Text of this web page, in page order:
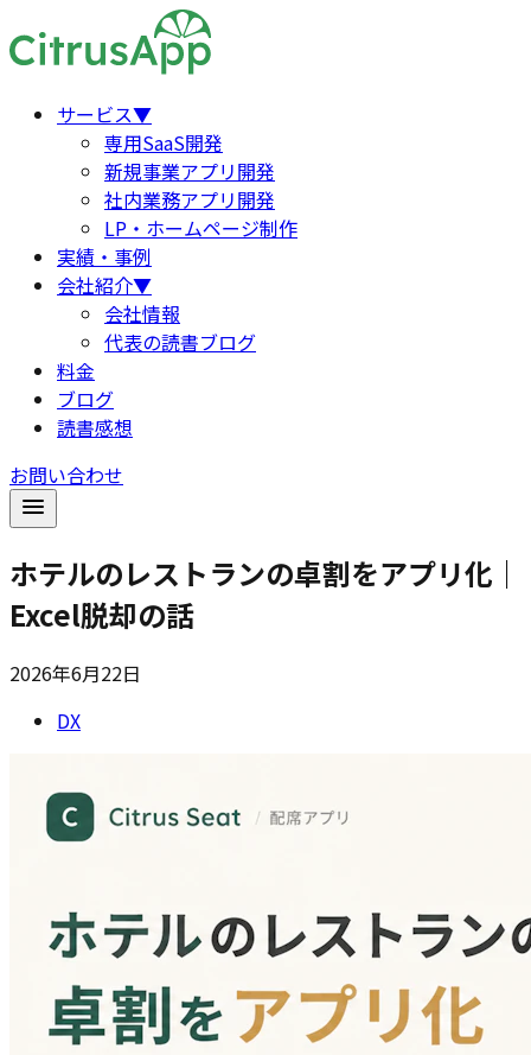
サービス▼
専用SaaS開発
新規事業アプリ開発
社内業務アプリ開発
LP・ホームページ制作
実績・事例
会社紹介▼
会社情報
代表の読書ブログ
料金
ブログ
読書感想
お問い合わせ
ホテルのレストランの卓割をアプリ化｜
Excel脱却の話
2026年6月22日
DX